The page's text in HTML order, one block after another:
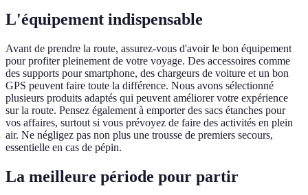
L'équipement indispensable
Avant de prendre la route, assurez-vous d'avoir le bon équipement
pour profiter pleinement de votre voyage. Des accessoires comme
des supports pour smartphone, des chargeurs de voiture et un bon
GPS peuvent faire toute la différence. Nous avons sélectionné
plusieurs produits adaptés qui peuvent améliorer votre expérience
sur la route. Pensez également à emporter des sacs étanches pour
vos affaires, surtout si vous prévoyez de faire des activités en plein
air. Ne négligez pas non plus une trousse de premiers secours,
essentielle en cas de pépin.
La meilleure période pour partir